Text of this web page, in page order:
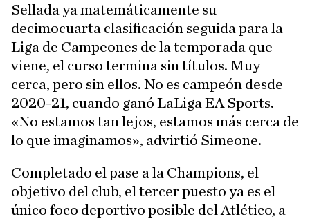
Sellada ya matemáticamente su
decimocuarta clasificación seguida para la
Liga de Campeones de la temporada que
viene, el curso termina sin títulos. Muy
cerca, pero sin ellos. No es campeón desde
2020-21, cuando ganó LaLiga EA Sports.
«No estamos tan lejos, estamos más cerca de
lo que imaginamos», advirtió Simeone.
Completado el pase a la Champions, el
objetivo del club, el tercer puesto ya es el
único foco deportivo posible del Atlético, a